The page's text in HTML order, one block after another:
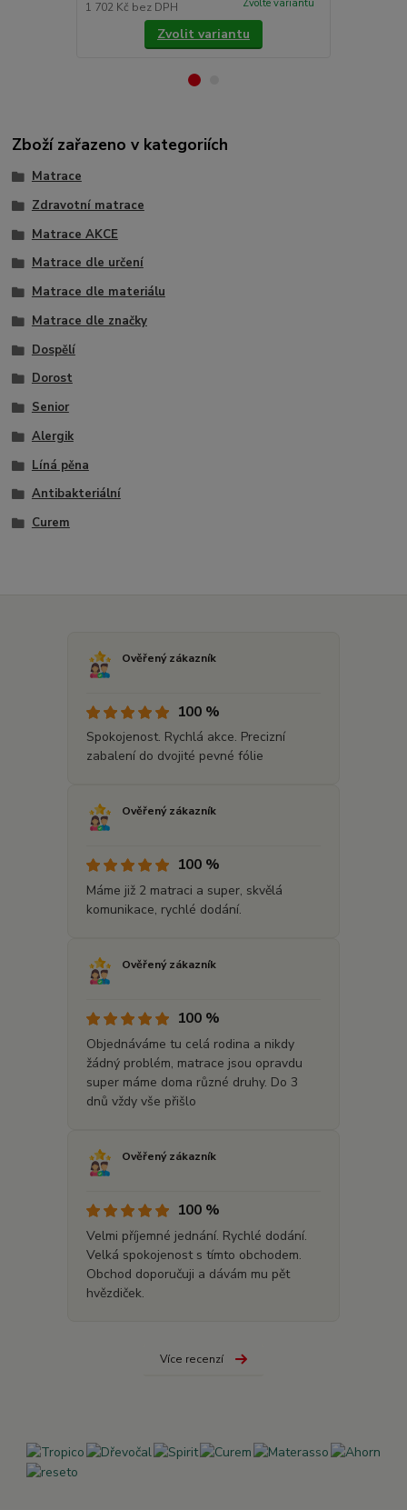
1 702 Kč bez DPH Zvolte variantu
Zvolit variantu
Zboží zařazeno v kategoriích
Matrace
Zdravotní matrace
Matrace AKCE
Matrace dle určení
Matrace dle materiálu
Matrace dle značky
Dospělí
Dorost
Senior
Alergik
Líná pěna
Antibakteriální
Curem
Ověřený zákazník
100 %
Spokojenost. Rychlá akce. Precizní
zabalení do dvojité pevné fólie
Ověřený zákazník
100 %
Máme již 2 matraci a super, skvělá
komunikace, rychlé dodání.
Ověřený zákazník
100 %
Objednáváme tu celá rodina a nikdy
žádný problém, matrace jsou opravdu
super máme doma různé druhy. Do 3
dnů vždy vše přišlo
Ověřený zákazník
100 %
Velmi příjemné jednání. Rychlé dodání.
Velká spokojenost s tímto obchodem.
Obchod doporučuji a dávám mu pět
hvězdiček.
Více recenzí